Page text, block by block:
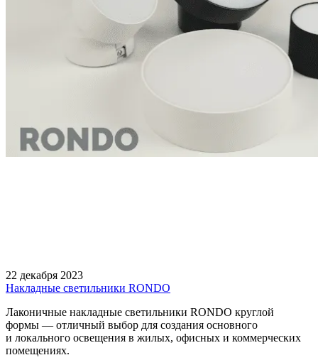
22 декабря 2023
Накладные светильники RONDO
Лаконичные накладные светильники RONDO круглой
формы — отличный выбор для создания основного
и локального освещения в жилых, офисных и коммерческих
помещениях.